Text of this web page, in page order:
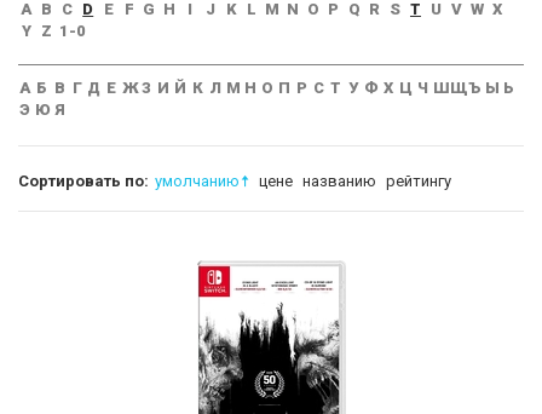
A B C D E F G H I J K L M N O P Q R S T U V W X
Y
Z 1-0
А Б В Г Д Е ЖЗ И Й К Л М Н О П Р С Т У Ф Х Ц Ч ШЩЪ Ы Ь
Э Ю Я
Сортировать по: умолчанию цене названию рейтингу